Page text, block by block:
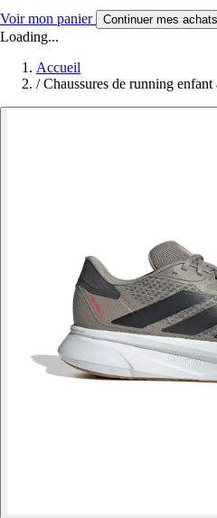
Voir mon panier Continuer mes achats
Loading...
Accueil
/ Chaussures de running